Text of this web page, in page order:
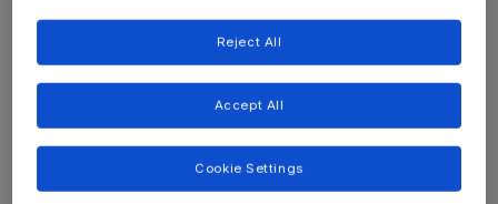
软件门户
联系我们
Scan to View Allegro on WeChat
Reject All
Accept All
Cookie Settings